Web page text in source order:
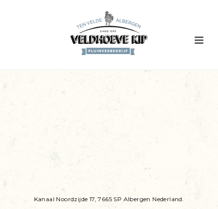
Kanaal Noordzijde 17, 7665 SP Albergen Nederland.